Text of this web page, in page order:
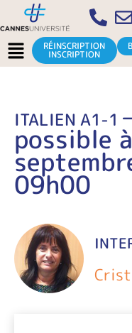
Aller
au
contenu
Menu RÉINSCRIPTION
INSCRIPTION
ITALIEN A1-1
possible
09h00